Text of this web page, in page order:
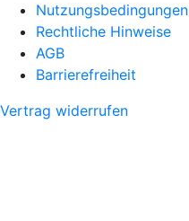
Nutzungsbedingungen
Rechtliche Hinweise
AGB
Barrierefreiheit
Vertrag widerrufen